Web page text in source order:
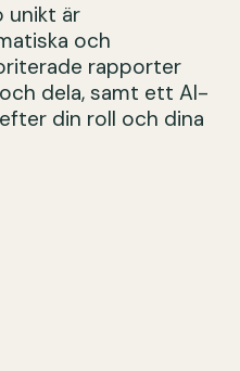
unikt är
och
rapporter
dela, samt ett AI-
din roll och dina